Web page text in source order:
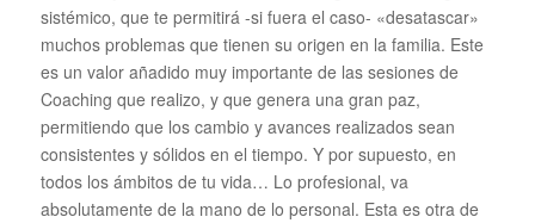
sistémico, que te permitirá -si fuera el caso- «desatascar»
muchos problemas que tienen su origen en la familia. Este
es un valor añadido muy importante de las sesiones de
Coaching que realizo, y que genera una gran paz,
permitiendo que los cambio y avances realizados sean
consistentes y sólidos en el tiempo. Y por supuesto, en
todos los ámbitos de tu vida… Lo profesional, va
absolutamente de la mano de lo personal. Esta es otra de